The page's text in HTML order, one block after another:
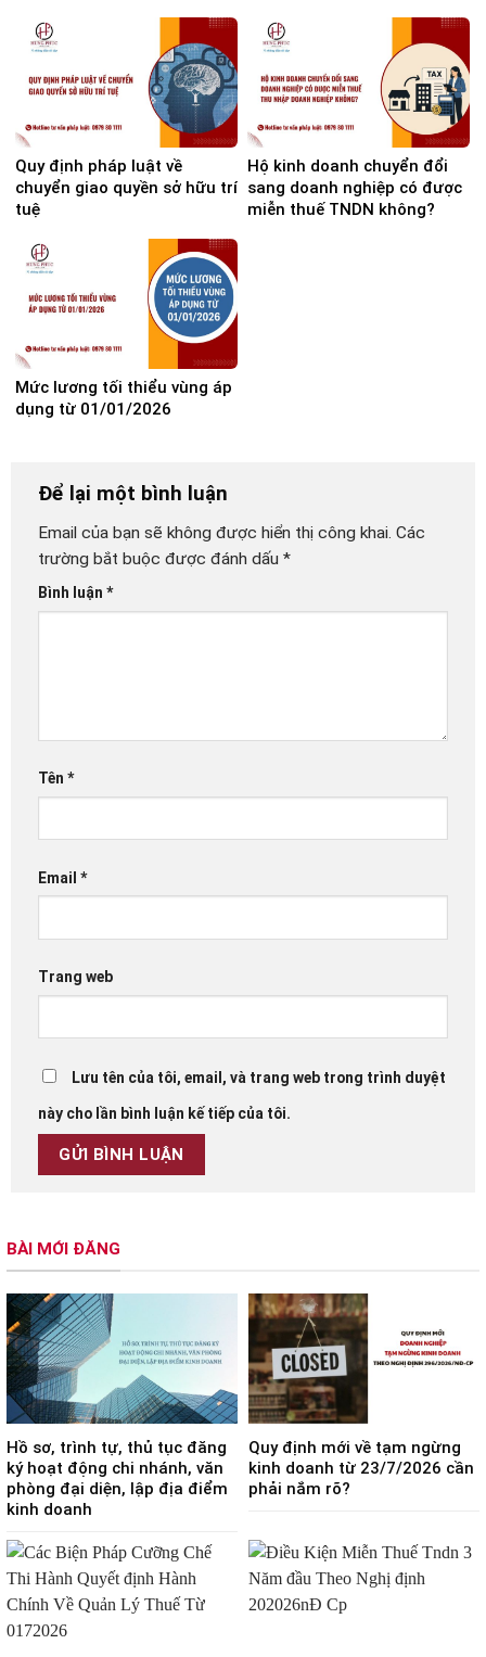
Quy định pháp luật về
chuyển giao quyền sở hữu trí
tuệ
Hộ kinh doanh chuyển đổi
sang doanh nghiệp có được
miễn thuế TNDN không?
Mức lương tối thiểu vùng áp
dụng từ 01/01/2026
Để lại một bình luận
Email của bạn sẽ không được hiển thị công khai. Các
trường bắt buộc được đánh dấu *
Bình luận *
Tên *
Email *
Trang web
Lưu tên của tôi, email, và trang web trong trình duyệt
này cho lần bình luận kế tiếp của tôi.
BÀI MỚI ĐĂNG
Hồ sơ, trình tự, thủ tục đăng
ký hoạt động chi nhánh, văn
phòng đại diện, lập địa điểm
kinh doanh
Quy định mới về tạm ngừng
kinh doanh từ 23/7/2026 cần
phải nắm rõ?